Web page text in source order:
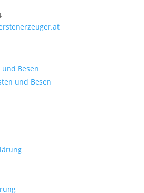
Besen
und Besen